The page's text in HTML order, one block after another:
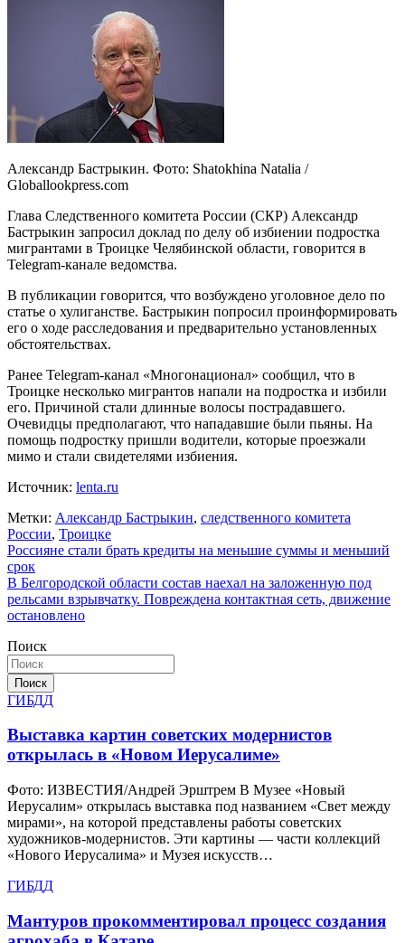
Александр Бастрыкин. Фото: Shatokhina Natalia /
Globallookpress.com
Глава Следственного комитета России (СКР) Александр
Бастрыкин запросил доклад по делу об избиении подростка
мигрантами в Троицке Челябинской области, говорится в
Telegram-канале ведомства.
В публикации говорится, что возбуждено уголовное дело по
статье о хулиганстве. Бастрыкин попросил проинформировать
его о ходе расследования и предварительно установленных
обстоятельствах.
Ранее Telegram-канал «Многонационал» сообщил, что в
Троицке несколько мигрантов напали на подростка и избили
его. Причиной стали длинные волосы пострадавшего.
Очевидцы предполагают, что нападавшие были пьяны. На
помощь подростку пришли водители, которые проезжали
мимо и стали свидетелями избиения.
Источник: lenta.ru
Метки: Александр Бастрыкин, следственного комитета
России, Троицке
Навигация
по
записям
Россияне стали брать кредиты на меньшие суммы и меньший
срок
В Белгородской области состав наехал на заложенную под
рельсами взрывчатку. Повреждена контактная сеть, движение
остановлено
Поиск
Поиск
ГИБДД
Выставка картин советских модернистов
открылась в «Новом Иерусалиме»
Фото: ИЗВЕСТИЯ/Андрей Эрштрем В Музее «Новый
Иерусалим» открылась выставка под названием «Свет между
мирами», на которой представлены работы советских
художников-модернистов. Эти картины — части коллекций
«Нового Иерусалима» и Музея искусств…
ГИБДД
Мантуров прокомментировал процесс создания